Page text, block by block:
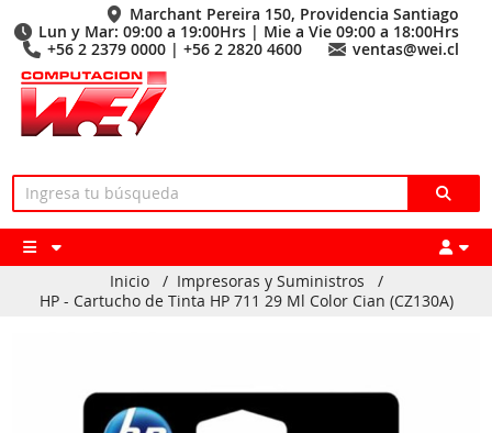
Marchant Pereira 150, Providencia Santiago
Lun y Mar: 09:00 a 19:00Hrs | Mie a Vie 09:00 a 18:00Hrs
+56 2 2379 0000 | +56 2 2820 4600
ventas@wei.cl
Inicio / Impresoras y Suministros
/
HP - Cartucho de Tinta HP 711 29 Ml Color Cian (CZ130A)